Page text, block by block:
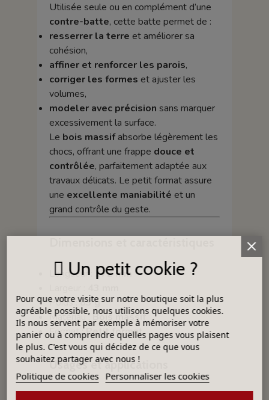
Utilisée seule ou en complément d’une
contre-batte, cette batte permet de :
resserrer la terre et améliorer sa
cohésion,
affiner et renforcer les parois,
corriger les formes et ajuster les
volumes,
modeler avec précision sans marquer
excessivement la surface.
Le bois massifabsorbe légèrement les
chocs, offrant une frappe douce et
contrôlée, parfaitement adaptée aux
travaux délicats. Le petit format assure
une excellente maniabilité et un
grand contrôle du geste.
Longueur : 272 mm
Poids :83 g
Matériau : Bois massif
Format :Petit format
Usages et applications
Un petit cookie ?
Pour que votre visite sur notre boutique soit la plus
agréable possible, nous utilisons quelques cookies.
Ils nous servent par exemple à mémoriser votre
panier ou à comprendre quelles pages vous plaisent
le plus. C'est vous qui décidez de ce que vous
souhaitez partager avec nous !
Politique de cookies Personnaliser les cookies